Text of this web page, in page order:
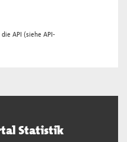
die API (siehe API-
Statistik